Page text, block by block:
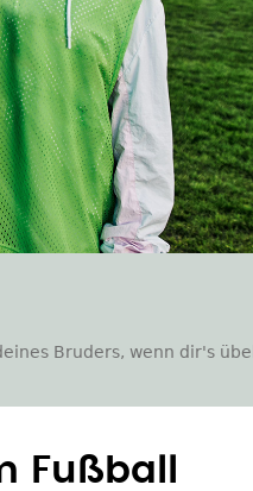
Bruders, wenn dir's übel
Fußball